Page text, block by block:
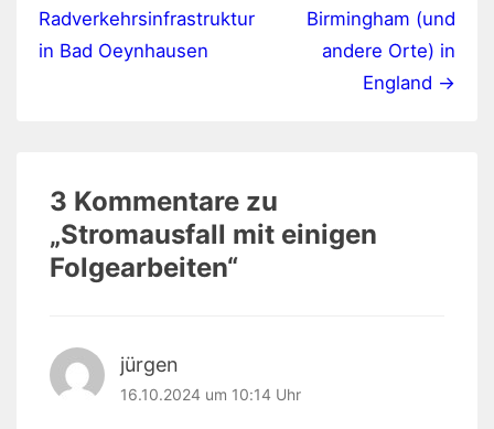
Radverkehrsinfrastruktur
in Bad Oeynhausen
Birmingham (und
andere Orte) in
England →
3 Kommentare zu
„Stromausfall mit einigen
Folgearbeiten“
jürgen
16.10.2024 um 10:14 Uhr